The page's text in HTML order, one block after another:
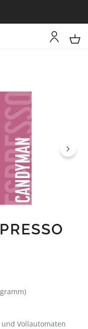
Vollautomaten